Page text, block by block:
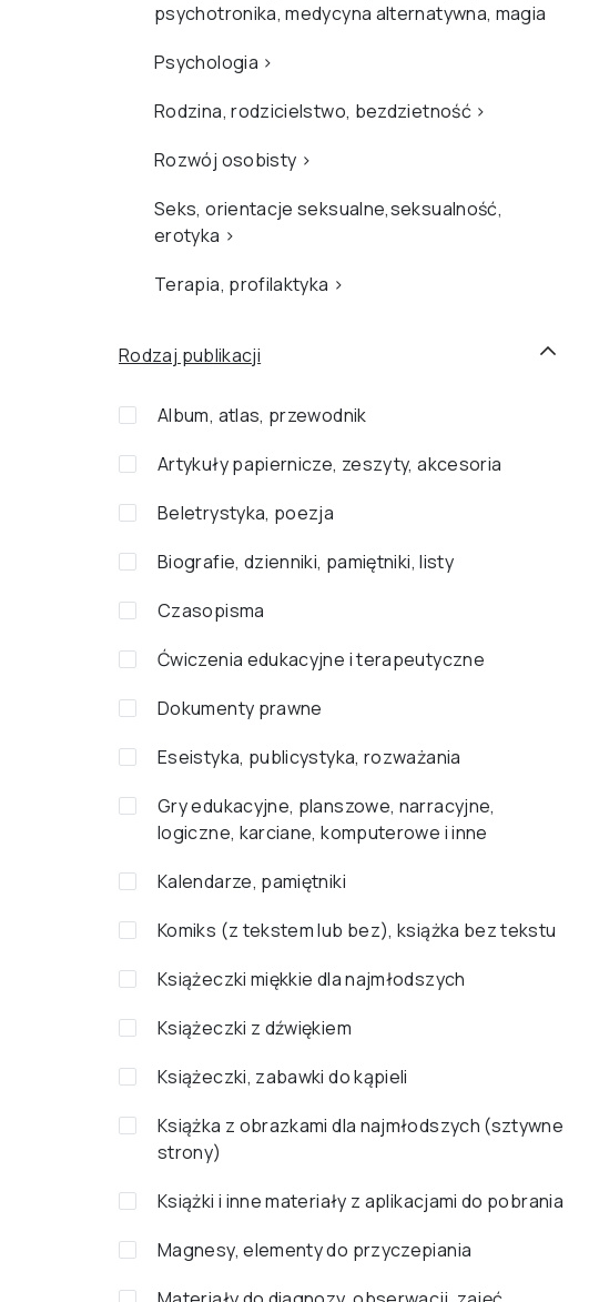
psychotronika, medycyna alternatywna, magia
Psychologia ›
Rodzina, rodzicielstwo, bezdzietność ›
Rozwój osobisty ›
Seks, orientacje seksualne,seksualność,
erotyka ›
Terapia, profilaktyka ›
Rodzaj publikacji
Album, atlas, przewodnik
Artykuły papiernicze, zeszyty, akcesoria
Beletrystyka, poezja
Biografie, dzienniki, pamiętniki, listy
Czasopisma
Ćwiczenia edukacyjne i terapeutyczne
Dokumenty prawne
Eseistyka, publicystyka, rozważania
Gry edukacyjne, planszowe, narracyjne,
logiczne, karciane, komputerowe i inne
Kalendarze, pamiętniki
Komiks (z tekstem lub bez), książka bez tekstu
Książeczki miękkie dla najmłodszych
Książeczki z dźwiękiem
Książeczki, zabawki do kąpieli
Książka z obrazkami dla najmłodszych (sztywne
strony)
Książki i inne materiały z aplikacjami do pobrania
Magnesy, elementy do przyczepiania